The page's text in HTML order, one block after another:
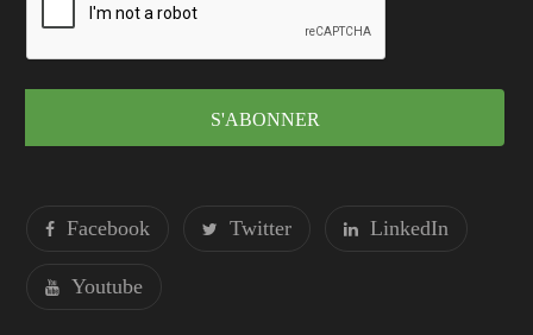
S'ABONNER
Facebook Twitter LinkedIn
Youtube